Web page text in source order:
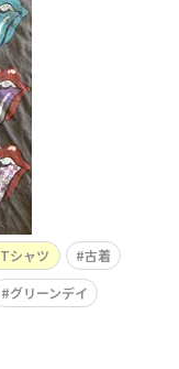
年代から活動
リリースします
・・「グリー
シャツ
古着
グリーンデイ